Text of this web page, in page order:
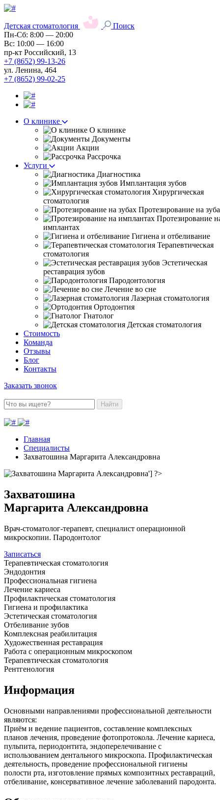
Детская стоматология
Поиск
Пн-Сб: 8:00 — 20:00
Вс: 10:00 — 16:00
пр-кт Российский, 13
+7 (8652) 99-13-26
ул. Ленина, 464
+7 (8652) 99-02-25
О клинике
О клинике
Документы
Акции
Рассрочка
Услуги
Диагностика
Имплантация зубов
Хирургическая
стоматология
Протезирование на
Протезирование
имплантах
Гигиена и отбеливание
Терапевтическая
стоматология
Эстетическая
реставрация зубов
Пародонтология
Лечение во сне
Лазерная стоматология
Ортодонтия
Гнатолог
Детская стоматология
Стоимость
Команда
Отзывы
Блог
Контакты
Заказать звонок
Найти
Главная
Специалисты
Захватошина Маргарита Александровна
Захватошина
Маргарита Александровна
Врач-стоматолог-терапевт, специалист операционной
микроскопии. Пародонтолог
Записаться
Терапевтическая стоматология
Эндодонтия
Профессиональная гигиена
Лечение кариеса
Профилактическая стоматология
Гигиена и профилактика
Эстетическая стоматология
Отбеливание зубов
Комплексная реабилитация
Художественная реставрация
Работа с операционным микроскопом
Терапевтическая стоматология
Рентгенология
Информация
Основными направлениями профессиональной деятельности
являются:
Приём и ведение пациентов, составление комплексных
планов лечения, проведение фотопротокола. Лечение кариеса,
пульпита, периодонтита, эндоперелечивание с
использованием дентального микроскопа. Профилактическая
деятельность, проведение профессиональной гигиены
полости рта, изготовление прямых композитных реставраций,
отбеливание, консервативное лечение заболеваний пародонта.